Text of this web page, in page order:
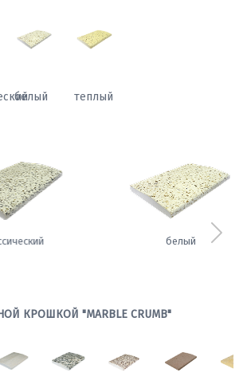
белый теплый
теплый
КРОШКОЙ "MARBLE CRUMB"